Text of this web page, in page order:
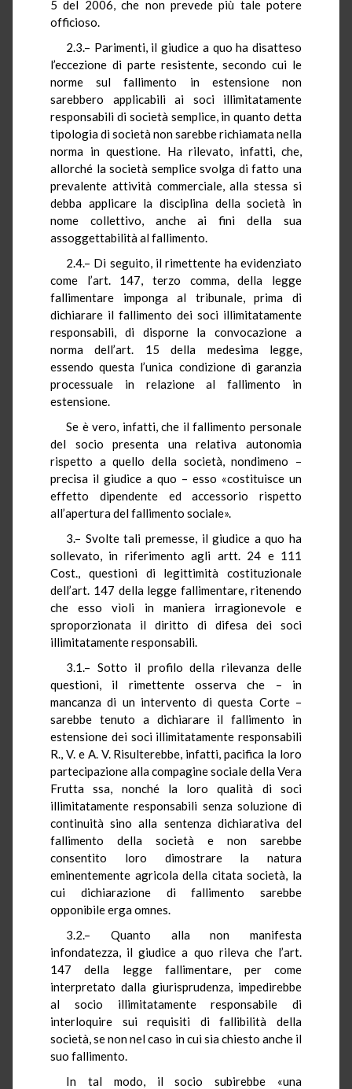
5 del 2006, che non prevede più tale potere
officioso.
2.3.– Parimenti, il giudice a quo ha disatteso
l’eccezione di parte resistente, secondo cui le
norme sul fallimento in estensione non
sarebbero applicabili ai soci illimitatamente
responsabili di società semplice, in quanto detta
tipologia di società non sarebbe richiamata nella
norma in questione. Ha rilevato, infatti, che,
allorché la società semplice svolga di fatto una
prevalente attività commerciale, alla stessa si
debba applicare la disciplina della società in
nome collettivo, anche ai fini della sua
assoggettabilità al fallimento.
2.4.– Di seguito, il rimettente ha evidenziato
come l’art. 147, terzo comma, della legge
fallimentare imponga al tribunale, prima di
dichiarare il fallimento dei soci illimitatamente
responsabili, di disporne la convocazione a
norma dell’art. 15 della medesima legge,
essendo questa l’unica condizione di garanzia
processuale in relazione al fallimento in
estensione.
Se è vero, infatti, che il fallimento personale
del socio presenta una relativa autonomia
rispetto a quello della società, nondimeno –
precisa il giudice a quo – esso «costituisce un
effetto dipendente ed accessorio rispetto
all’apertura del fallimento sociale».
3.– Svolte tali premesse, il giudice a quo ha
sollevato, in riferimento agli artt. 24 e 111
Cost., questioni di legittimità costituzionale
dell’art. 147 della legge fallimentare, ritenendo
che esso vìoli in maniera irragionevole e
sproporzionata il diritto di difesa dei soci
illimitatamente responsabili.
3.1.– Sotto il profilo della rilevanza delle
questioni, il rimettente osserva che – in
mancanza di un intervento di questa Corte –
sarebbe tenuto a dichiarare il fallimento in
estensione dei soci illimitatamente responsabili
R., V. e A. V. Risulterebbe, infatti, pacifica la loro
partecipazione alla compagine sociale della Vera
Frutta ssa, nonché la loro qualità di soci
illimitatamente responsabili senza soluzione di
continuità sino alla sentenza dichiarativa del
fallimento della società e non sarebbe
consentito loro dimostrare la natura
eminentemente agricola della citata società, la
cui dichiarazione di fallimento sarebbe
opponibile erga omnes.
3.2.– Quanto alla non manifesta
infondatezza, il giudice a quo rileva che l’art.
147 della legge fallimentare, per come
interpretato dalla giurisprudenza, impedirebbe
al socio illimitatamente responsabile di
interloquire sui requisiti di fallibilità della
società, se non nel caso in cui sia chiesto anche il
suo fallimento.
In tal modo, il socio subirebbe «una